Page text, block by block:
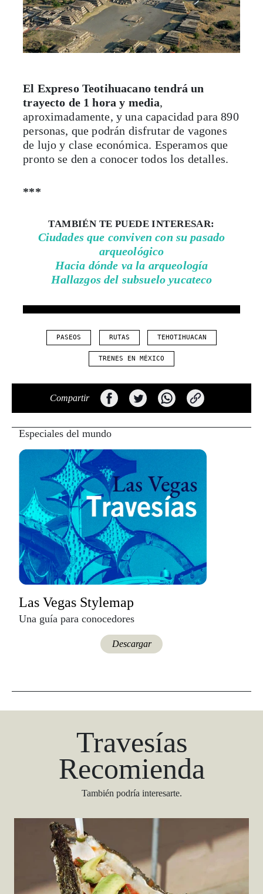
El Expreso Teotihuacano tendrá un
trayecto de 1 hora y media,
aproximadamente, y una capacidad para 890
personas, que podrán disfrutar de vagones
de lujo y clase económica. Esperamos que
pronto se den a conocer todos los detalles.
***
TAMBIÉN TE PUEDE INTERESAR:
Ciudades que conviven con su pasado
arqueológico
Hacia dónde va la arqueología
Hallazgos del subsuelo yucateco
PASEOS RUTAS TEHOTIHUACAN
TRENES EN MÉXICO
Compartir
Especiales del mundo
Las Vegas Stylemap
Una guía para conocedores
Descargar
Travesías
Recomienda
También podría interesarte.